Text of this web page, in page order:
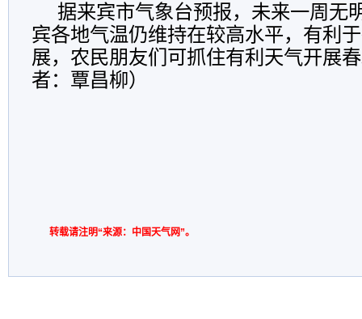
据来宾市气象台预报，未来一周无
宾各地气温仍维持在较高水平，有利
展，农民朋友们可抓住有利天气开展
者：覃昌柳）
转载请注明“来源：中国天气网”。